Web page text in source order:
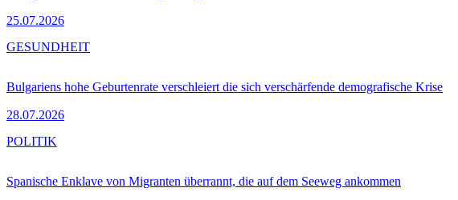
25.07.2026
Bulgariens hohe Geburtenrate verschleiert die sich verschärfende demografische Krise
28.07.2026
GESUNDHEIT
Spanische Enklave von Migranten überrannt, die auf dem Seeweg ankommen
POLITIK